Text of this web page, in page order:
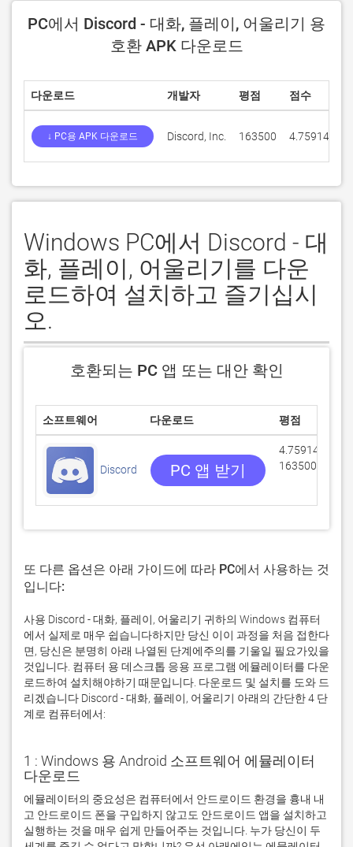
PC에서 Discord - 대화, 플레이, 어울리기 용
호환 APK 다운로드
다운로드 개발자 평점 점수
↓ PC용 APK 다운로드 Discord, Inc. 163500 4.75914
Windows PC에서 Discord - 대
화, 플레이, 어울리기를 다운
로드하여 설치하고 즐기십시
오.
호환되는 PC 앱 또는 대안 확인
소프트웨어 다운로드 평점
Discord PC 앱 받기
4.75914/5
163500 리뷰
또 다른 옵션은 아래 가이드에 따라 PC에서 사용하는 것
입니다:
사용 Discord - 대화, 플레이, 어울리기 귀하의 Windows 컴퓨터
에서 실제로 매우 쉽습니다하지만 당신 이이 과정을 처음 접한다
면, 당신은 분명히 아래 나열된 단계에주의를 기울일 필요가있을
것입니다. 컴퓨터 용 데스크톱 응용 프로그램 에뮬레이터를 다운
로드하여 설치해야하기 때문입니다. 다운로드 및 설치를 도와 드
리겠습니다 Discord - 대화, 플레이, 어울리기 아래의 간단한 4 단
계로 컴퓨터에서:
1 : Windows 용 Android 소프트웨어 에뮬레이터
다운로드
에뮬레이터의 중요성은 컴퓨터에서 안드로이드 환경을 흉내 내
고 안드로이드 폰을 구입하지 않고도 안드로이드 앱을 설치하고
실행하는 것을 매우 쉽게 만들어주는 것입니다. 누가 당신이 두